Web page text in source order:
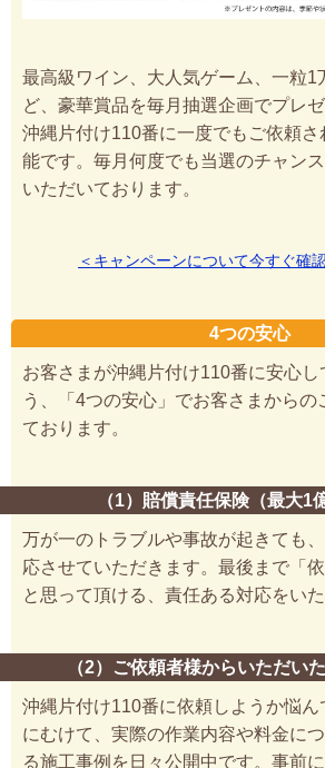
最高級ワイン、大人気ゲーム、一粒1
ど、豪華賞品を毎月抽選企画でプレ
沖縄片付け110番に一度でもご依頼
能です。毎月何度でも当選のチャン
いただいております。
＜キャンペーンについて今すぐ確
4つの安心
お客さまが沖縄片付け110番に安心し
う、「4つの安心」でお客さまからの
ております。
（1）賠償責任保険（最大1
万が一のトラブルや事故が起きても
応させていただきます。最後まで「
と思って頂ける、責任ある対応をいた
（2）ご依頼者様からいただい
沖縄片付け110番に依頼しようか悩
にむけて、実際の作業内容や料金に
る施工事例を日々公開中です。事前